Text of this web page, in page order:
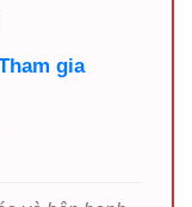
gia